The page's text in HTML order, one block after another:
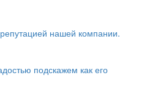
нашей компании.
подскажем как его